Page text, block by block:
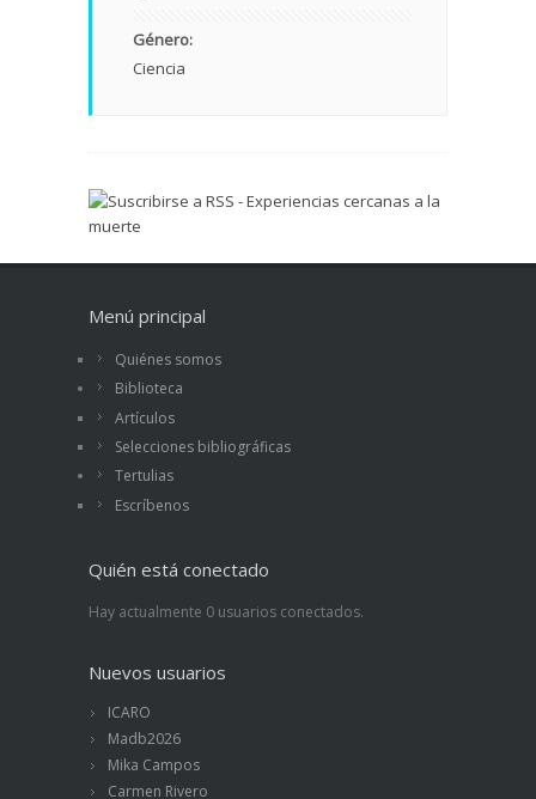
Género:
Ciencia
Menú principal
Quiénes somos
Biblioteca
Artículos
Selecciones bibliográficas
Tertulias
Escríbenos
Quién está conectado
Hay actualmente 0 usuarios conectados.
Nuevos usuarios
ICARO
Madb2026
Mika Campos
Carmen Rivero